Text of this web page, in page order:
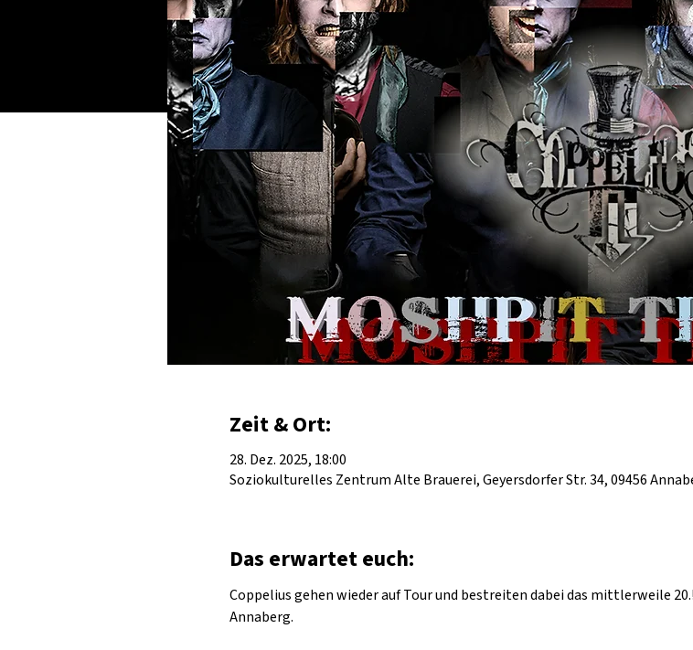
Zeit & Ort:
28. Dez. 2025, 18:00
Soziokulturelles Zentrum Alte Brauerei, Geyersdorfer Str. 34, 09456
Das erwartet euch:
Coppelius gehen wieder auf Tour und bestreiten dabei das mittlerweile
Annaberg.